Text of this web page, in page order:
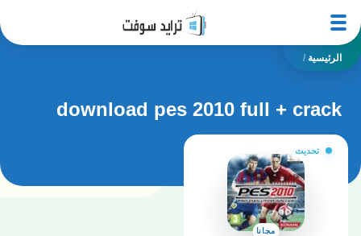
الرئيسية /
download pes 2010 full + crack
تحديث
مجانا